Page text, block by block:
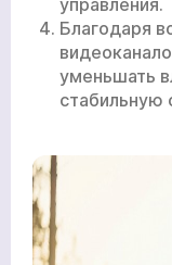
Благодаря
уменьшать
стабильную